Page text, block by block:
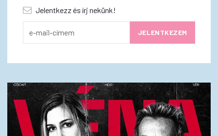
Jelentkezz és írj nekünk!